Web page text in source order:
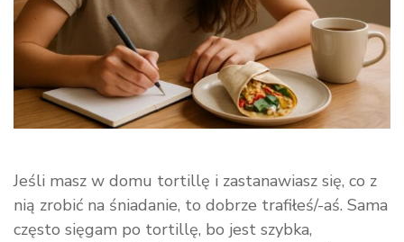
Jeśli masz w domu tortillę i zastanawiasz się, co z
nią zrobić na śniadanie, to dobrze trafiłeś/-aś. Sama
często sięgam po tortillę, bo jest szybka,